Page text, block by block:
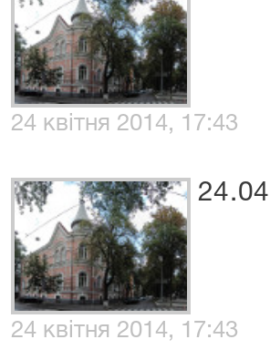
24 квітня 2014, 17:43
24 квітня 2014, 17:43